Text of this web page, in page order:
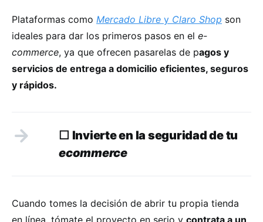
Plataformas como Mercado Libre y Claro Shop son
ideales para dar los primeros pasos en el e-
commerce, ya que ofrecen pasarelas de pagos y
servicios de entrega a domicilio eficientes, seguros
y rápidos.
☐ Invierte en la seguridad de tu
ecommerce
Cuando tomes la decisión de abrir tu propia tienda
en línea, tómate el proyecto en serio y contrata a un